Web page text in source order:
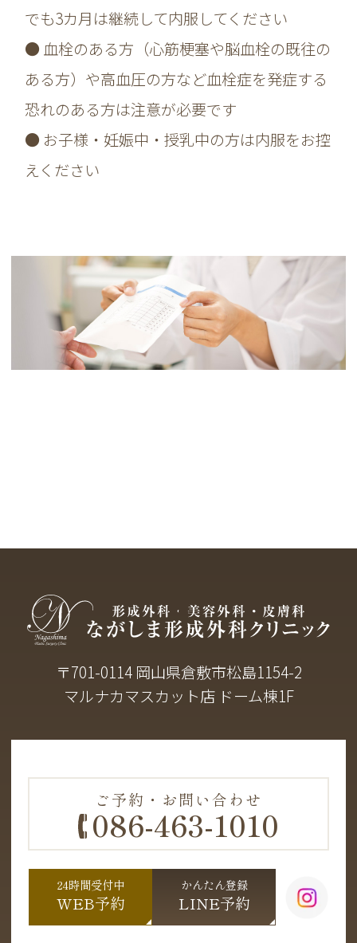
でも3カ月は継続して内服してください
● 血栓のある方（心筋梗塞や脳血栓の既往の
ある方）や高血圧の方など血栓症を発症する
恐れのある方は注意が必要です
● お子様・妊娠中・授乳中の方は内服をお控
えください
〒701-0114 岡山県倉敷市松島1154-2
マルナカマスカット店 ドーム棟1F
ご予約・お問い合わせ
086-463-1010
24時間受付中
WEB予約
かんたん登録
LINE予約